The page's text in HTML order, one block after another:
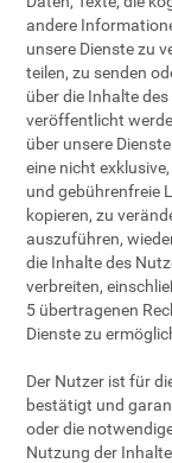
andere
unsere Dienste zu
teilen, zu senden
über die Inhalte
veröffentlicht
über unsere
eine nicht
und gebührenfreie
kopieren, zu
auszuführen,
die Inhalte des
verbreiten,
5 übertragenen
Dienste zu
Der Nutzer ist für
bestätigt und
oder die
Nutzung der